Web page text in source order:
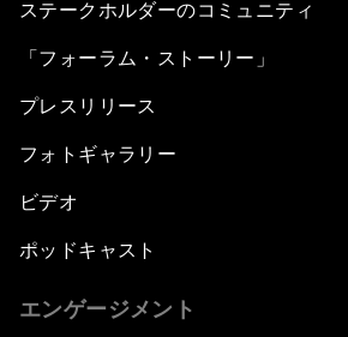
ステークホルダーのコミュニティ
「フォーラム・ストーリー」
プレスリリース
フォトギャラリー
ビデオ
ポッドキャスト
エンゲージメント